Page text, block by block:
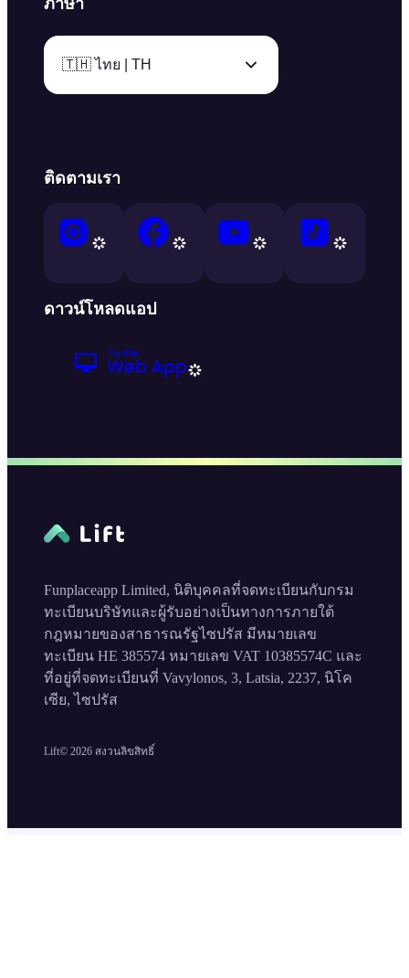
🇹🇭 ไทย | TH
ติดตามเรา
ดาวน์โหลดแอป
Lift© 2026 สงวนลิขสิทธิ์
Funplaceapp Limited, นิติบุคคลที่จดทะเบียนกับกรม
ทะเบียนบริษัทและผู้รับอย่างเป็นทางการภายใต้
กฎหมายของสาธารณรัฐไซปรัส มีหมายเลข
ทะเบียน HE 385574 หมายเลข VAT 10385574C และ
ที่อยู่ที่จดทะเบียนที่ Vavylonos, 3, Latsia, 2237, นิโค
เซีย, ไซปรัส